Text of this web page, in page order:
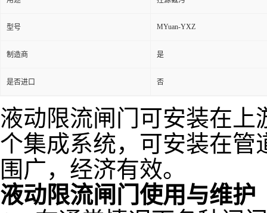
型号 MYuan-YXZ
制造商 是
是否进口 否
液动限流闸门可安装在
个集成系统，可安装在管
围广，经济有效。
液动限流闸门使用与维护